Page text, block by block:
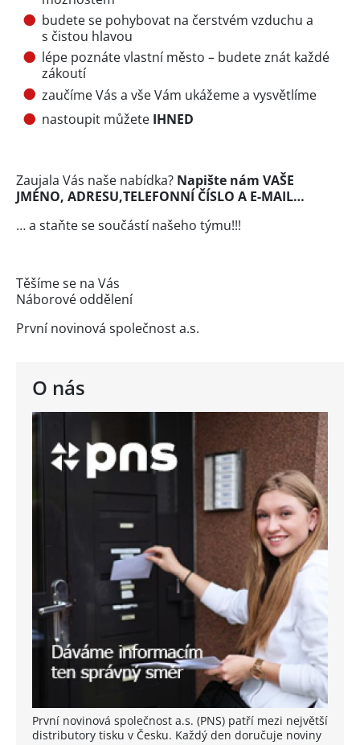
O nás
První novinová společnost a.s. (PNS) patří mezi největší
distributory tisku v Česku. Každý den doručuje noviny
budete se pohybovat na čerstvém vzduchu a
s čistou hlavou
lépe poznáte vlastní město – budete znát každé
zákoutí
zaučíme Vás a vše Vám ukážeme a vysvětlíme
nastoupit můžete IHNED
Zaujala Vás naše nabídka? Napište nám VAŠE
JMÉNO, ADRESU,TELEFONNÍ ČÍSLO A E-MAIL…
… a staňte se součástí našeho týmu!!!
Těšíme se na Vás
Náborové oddělení
První novinová společnost a.s.